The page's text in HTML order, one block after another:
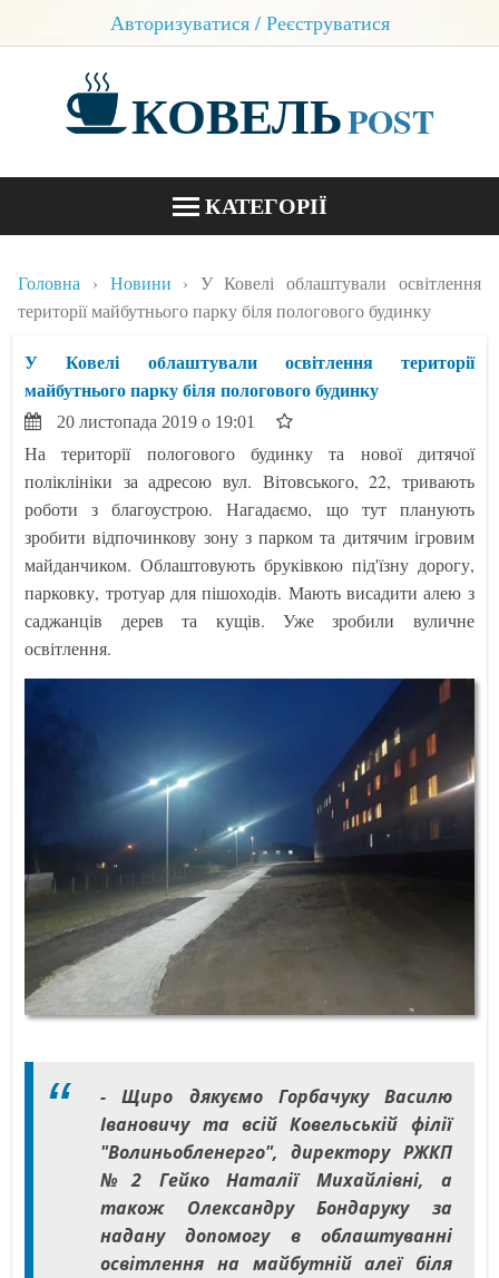
Авторизуватися / Реєструватися
КОВЕЛЬPOST
КАТЕГОРІЇ
БЛОГИ
Головна Новини
У Ковелі облаштували освітлення
території майбутнього парку біля пологового будинку
У Ковелі облаштували освітлення території
майбутнього парку біля пологового будинку
20 листопада 2019 о 19:01
На території пологового будинку та нової дитячої
поліклініки за адресою вул. Вітовського, 22, тривають
роботи з благоустрою. Нагадаємо, що тут планують
зробити відпочинкову зону з парком та дитячим ігровим
майданчиком. Облаштовують бруківкою під'їзну дорогу,
парковку, тротуар для пішоходів. Мають висадити алею з
саджанців дерев та кущів. Уже зробили вуличне
освітлення.
- Щиро дякуємо Горбачуку Василю
Івановичу та всій Ковельській філії
"Волиньобленерго", директору РЖКП
№2 Гейко Наталії Михайлівні, а
також Олександру Бондаруку за
надану допомогу в облаштуванні
освітлення на майбутній алеї біля